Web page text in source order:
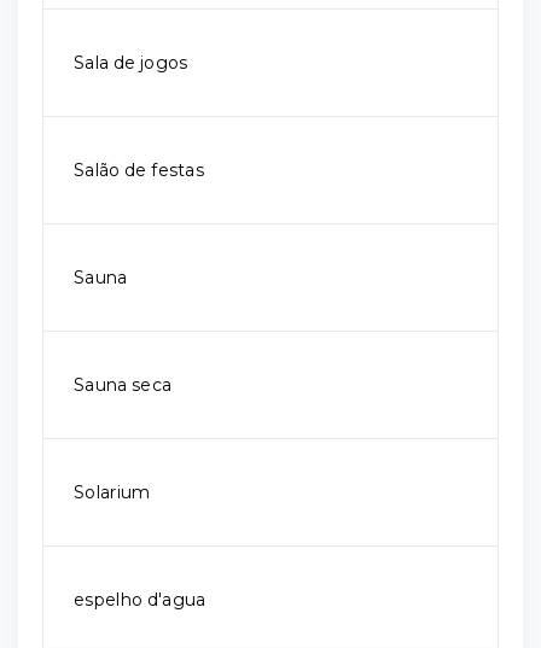
Sala de jogos
Salão de festas
Sauna
Sauna seca
Solarium
espelho d'agua